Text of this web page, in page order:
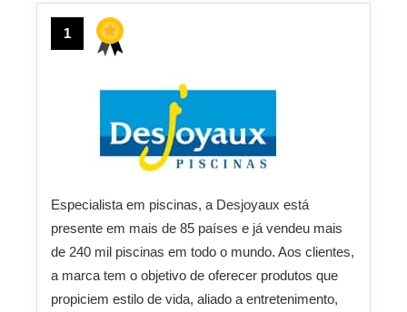
1
Especialista em piscinas, a Desjoyaux está
presente em mais de 85 países e já vendeu mais
de 240 mil piscinas em todo o mundo. Aos clientes,
a marca tem o objetivo de oferecer produtos que
propiciem estilo de vida, aliado a entretenimento,